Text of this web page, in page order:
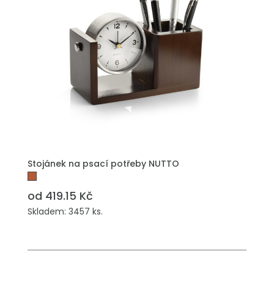
Stojánek na psací potřeby NUTTO
od 419.15 Kč
Skladem: 3457 ks.